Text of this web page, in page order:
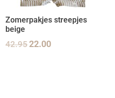
Zomerpakjes streepjes
beige
42.9522.00